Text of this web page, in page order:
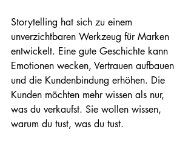
Storytelling hat sich zu einem
unverzichtbaren Werkzeug für Marken
entwickelt. Eine gute Geschichte kann
Emotionen wecken, Vertrauen aufbauen
und die Kundenbindung erhöhen. Die
Kunden möchten mehr wissen als nur,
was du verkaufst. Sie wollen wissen,
warum du tust, was du tust.